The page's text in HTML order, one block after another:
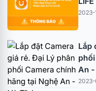
2023-
Lắp
An -
2023-